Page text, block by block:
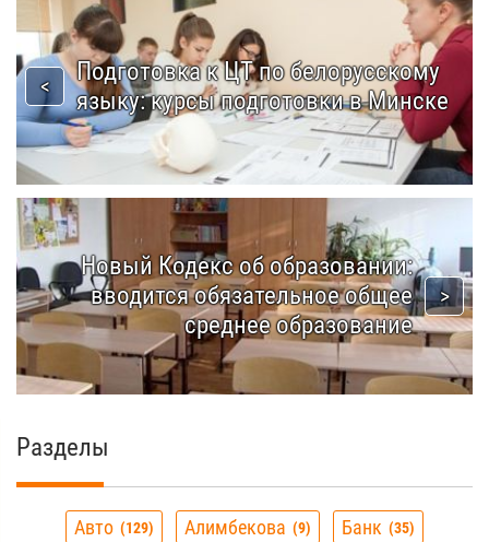
Подготовка к ЦТ по белорусскому
языку: курсы подготовки в Минске
Новый Кодекс об образовании:
вводится обязательное общее
среднее образование
Разделы
Авто 129 Алимбекова 9 Банк 35